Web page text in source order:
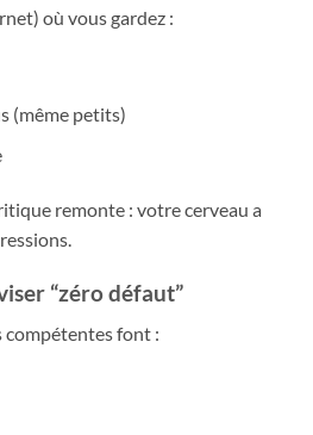
où vous gardez :
(même petits)
remonte : votre cerveau a
“zéro défaut”
compétentes font :